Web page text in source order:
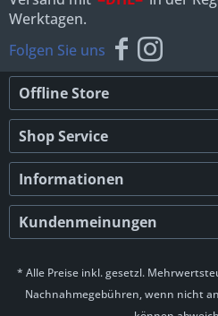
Werktagen.
Folgen Sie uns
Offline Store
Shop Service
Informationen
Kundenmeinungen
* Alle Preise inkl. gesetzl.
Nachnahmegebühren, wenn nicht